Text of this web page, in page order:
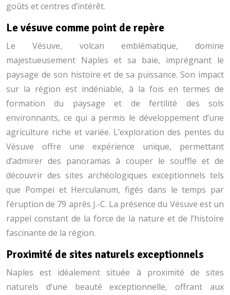
goûts et centres d’intérêt.
Le vésuve comme point de repère
Le Vésuve, volcan emblématique, domine
majestueusement Naples et sa baie, imprégnant le
paysage de son histoire et de sa puissance. Son impact
sur la région est indéniable, à la fois en termes de
formation du paysage et de fertilité des sols
environnants, ce qui a permis le développement d’une
agriculture riche et variée. L’exploration des pentes du
Vésuve offre une expérience unique, permettant
d’admirer des panoramas à couper le souffle et de
découvrir des sites archéologiques exceptionnels tels
que Pompei et Herculanum, figés dans le temps par
l’éruption de 79 après J.-C. La présence du Vésuve est un
rappel constant de la force de la nature et de l’histoire
fascinante de la région.
Proximité de sites naturels exceptionnels
Naples est idéalement située à proximité de sites
naturels d’une beauté exceptionnelle, offrant aux